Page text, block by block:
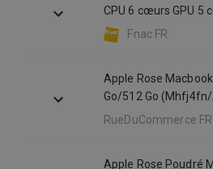
CPU 6 cœurs GPU 5
Fnac FR
Apple Rose
Go/512 Go (Mhfj4fn/
RueDuCommerce FR
Apple Rose Poudré